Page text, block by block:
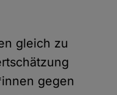
gleich zu
gegen